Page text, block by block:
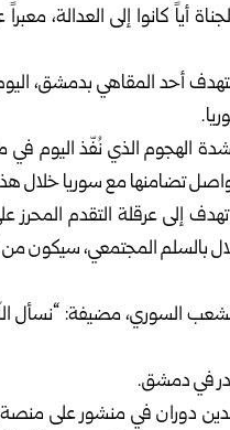
كانوا إلى العدالة،
استهدف أحد المقاهي بدمشق،
الهجوم الذي نُفّذ اليوم في
تضامنها مع سوريا خلال
عرقلة التقدم المحرز
بالسلم المجتمعي،
السوري، مضيفة: “نسأل
في دمشق.
الدين دوران في منشور على